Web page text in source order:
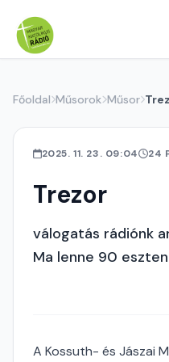
Főoldal Műsorok Műsor
2025. 11. 23. 09:04 24
Trezor
válogatás rádiónk
Ma lenne 90
A Kossuth- és Jászai